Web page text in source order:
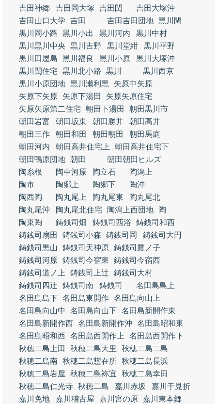
吉田神郷
吉田岡大塚 吉田閏
吉田大塚沖
吉田山口大学
吉田 吉田吉田団地 黒川閏
黒川岡小路
黒川小出 黒川河内
黒川中村
黒川黒川中央
黒川吉野 黒川堂紺
黒川平野
黒川田屋島
黒川福良 黒川小原
黒川大塚沖
黒川閏住宅
黒川北小路 黒川
黒川西京
黒川小原団地 黒川瀬利黒
矢原中矢原
矢原下矢原
矢原下湯田
矢原矢原住宅
矢原矢原第二住宅
朝田下湯田
朝田黒川市
朝田岩富
朝田坂東 朝田勝井
朝田高井
朝田三作
朝田和田 朝田朝田
朝田馬庭
朝田河内
朝田高井住宅上
朝田高井住宅下
朝田鴨原団地 朝田
朝田朝田ヒルズ
陶糸根
陶中河原 陶立石
陶潟上
陶市
陶郷上 陶郷下
陶沖
陶西陶
陶丸尾上 陶丸尾東
陶丸尾北
陶丸尾沖
陶丸尾北住宅 陶潟上西団地
陶
陶東陶
鋳銭司畑 鋳銭司西浴
鋳銭司和西
鋳銭司扇田
鋳銭司小森 鋳銭司岡
鋳銭司大円
鋳銭司黒山
鋳銭司天神原 鋳銭司鷹ノ子
鋳銭司河原 鋳銭司今宿東
鋳銭司今宿西
鋳銭司道ノ上
鋳銭司上辻
鋳銭司大村
鋳銭司四辻
鋳銭司南 鋳銭司
名田島島上
名田島島下 名田島東開作 名田島向山上
名田島向山中
名田島向山下 名田島新開作東
名田島新開作西 名田島新開作沖
名田島昭和東
名田島昭和西 名田島西開作上
名田島西開作下
秋穂二島上田
秋穂二島大里
秋穂二島二島
秋穂二島南 秋穂二島惣在所 秋穂二島長浜
秋穂二島岩屋
秋穂二島袮宜
秋穂二島幸田
秋穂二島仁光寺 秋穂二島 嘉川赤坂
嘉川干見折
嘉川免地
嘉川稽古屋 嘉川宮の原 嘉川東本郷